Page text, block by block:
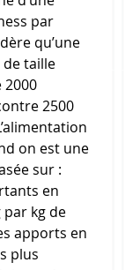
par
qu’une
taille
2000
2500
on est une
sur :
en
par kg de
apports en
plus